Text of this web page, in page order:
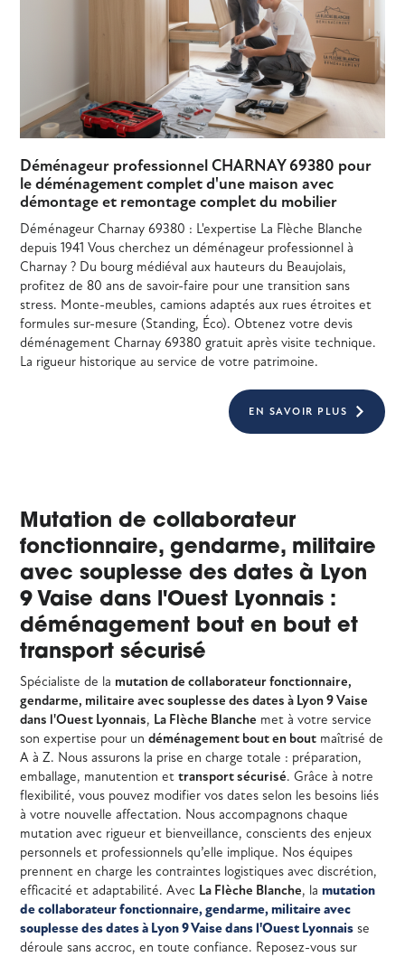
Déménageur professionnel CHARNAY 69380 pour
le déménagement complet d'une maison avec
démontage et remontage complet du mobilier
Déménageur Charnay 69380 : L'expertise La Flèche Blanche
depuis 1941 Vous cherchez un déménageur professionnel à
Charnay ? Du bourg médiéval aux hauteurs du Beaujolais,
profitez de 80 ans de savoir-faire pour une transition sans
stress. Monte-meubles, camions adaptés aux rues étroites et
formules sur-mesure (Standing, Éco). Obtenez votre devis
déménagement Charnay 69380 gratuit après visite technique.
La rigueur historique au service de votre patrimoine.
EN SAVOIR PLUS
Mutation de collaborateur
fonctionnaire, gendarme, militaire
avec souplesse des dates à Lyon
9 Vaise dans l'Ouest Lyonnais :
déménagement bout en bout et
transport sécurisé
Spécialiste de la mutation de collaborateur fonctionnaire,
gendarme, militaire avec souplesse des dates à Lyon 9 Vaise
dans l'Ouest Lyonnais, La Flèche Blanche met à votre service
son expertise pour undéménagement bout en bout maîtrisé de
A à Z. Nous assurons la prise en charge totale : préparation,
emballage, manutention ettransport sécurisé. Grâce à notre
flexibilité, vous pouvez modifier vos dates selon les besoins liés
à votre nouvelle affectation. Nous accompagnons chaque
mutation avec rigueur et bienveillance, conscients des enjeux
personnels et professionnels qu’elle implique. Nos équipes
prennent en charge les contraintes logistiques avec discrétion,
efficacité et adaptabilité. Avec La Flèche Blanche, lamutation
de collaborateur fonctionnaire, gendarme, militaire avec
souplesse des dates à Lyon 9 Vaise dans l'Ouest Lyonnais se
déroule sans accroc, en toute confiance. Reposez-vous sur